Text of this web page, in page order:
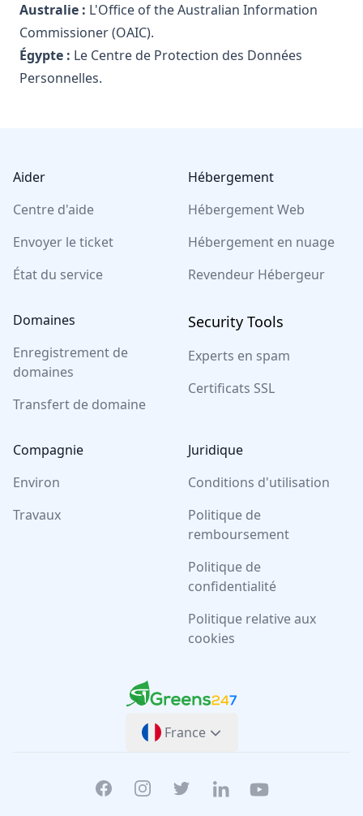
Australie : L'Office of the Australian Information
Commissioner (OAIC).
Égypte : Le Centre de Protection des Données
Personnelles.
Aider
Centre d'aide
Envoyer le ticket
État du service
Hébergement
Hébergement Web
Hébergement en nuage
Revendeur Hébergeur
Domaines
Enregistrement de
domaines
Transfert de domaine
Security Tools
Experts en spam
Certificats SSL
Compagnie
Environ
Travaux
Juridique
Conditions d'utilisation
Politique de
remboursement
Politique de
confidentialité
Politique relative aux
cookies
Greens247
Greens247
France
FacebookInstagramTwitterLinkedinYoutube